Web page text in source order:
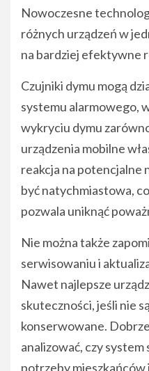
Nowoczesne
różnych urządzeń w
na bardziej efektywne
Czujniki dymu mogą
systemu alarmowego,
wykryciu dymu
urządzenia mobilne
reakcja na potencjalne
być natychmiastowa,
pozwala uniknąć
Nie można także
serwisowaniu i
Nawet najlepsze
skuteczności, jeśli nie
konserwowane.
analizować, czy system
potrzeby